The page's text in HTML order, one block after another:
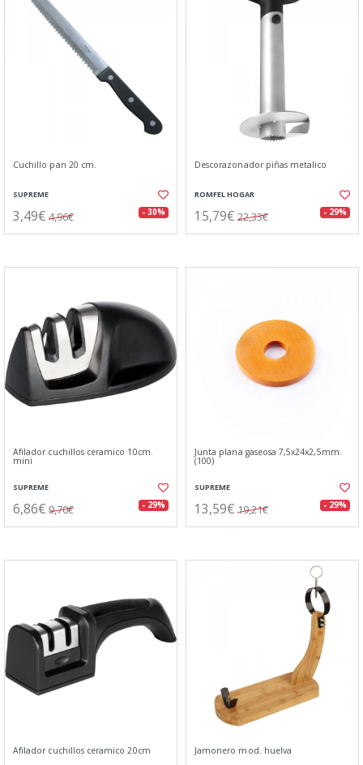
Cuchillo pan 20 cm.
SUPREME
3,49€ 4,96€ - 30%
Descorazonador piñas metalico
ROMFEL HOGAR
15,79€ 22,33€ - 29%
Afilador cuchillos ceramico 10cm.
mini
SUPREME
6,86€ 9,70€ - 29%
Junta plana gaseosa 7,5x24x2,5mm.
(100)
SUPREME
13,59€ 19,21€ - 29%
Afilador cuchillos ceramico 20cm Jamonero mod. huelva